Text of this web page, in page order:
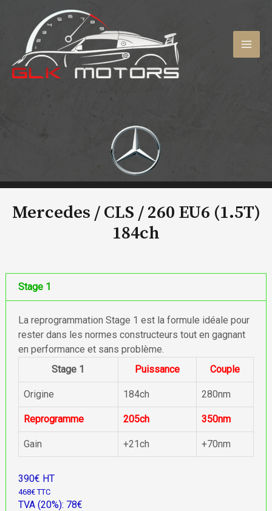
contenu
Mercedes / CLS /260 EU6 (1.5T)
184ch
Stage 1
La reprogrammation Stage 1 est la formule idéale pour
rester dans les normes constructeurs tout en gagnant
en performance et sans problème.
Stage 1
Puissance Couple
Origine 184ch 280nm
Reprogramme 205ch 350nm
Gain +21ch +70nm
390€ HT
468€ TTC
TVA (20%): 78€